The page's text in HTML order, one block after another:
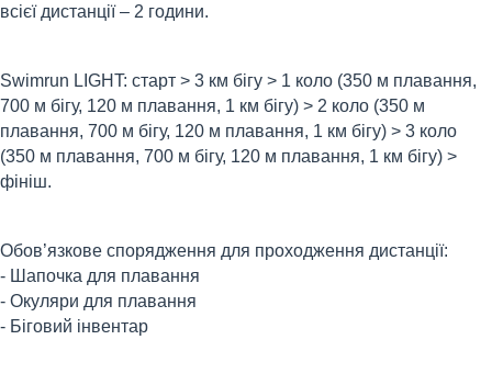
всієї дистанції – 2 години.
Swimrun LIGHT: старт > 3 км бігу > 1 коло (350 м плавання,
700 м бігу, 120 м плавання, 1 км бігу) > 2 коло (350 м
плавання, 700 м бігу, 120 м плавання, 1 км бігу) > 3 коло
(350 м плавання, 700 м бігу, 120 м плавання, 1 км бігу) >
фініш.
Обов’язкове спорядження для проходження дистанції:
- Шапочка для плавання
- Окуляри для плавання
- Біговий інвентар